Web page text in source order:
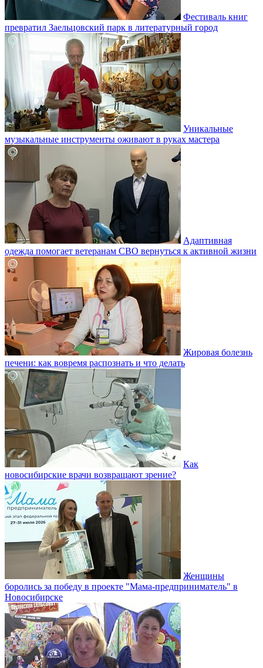
Фестиваль книг
превратил Заельцовский парк в литературный город
Уникальные
музыкальные инструменты оживают в руках мастера
Адаптивная
одежда помогает ветеранам СВО вернуться к активной жизни
Жировая болезнь
печени: как вовремя распознать и что делать
Как
новосибирские врачи возвращают зрение?
Женщины
боролись за победу в проекте "Мама-предприниматель" в
Новосибирске